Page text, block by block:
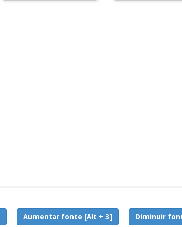
Aumentar fonte [Alt + 3] Diminuir